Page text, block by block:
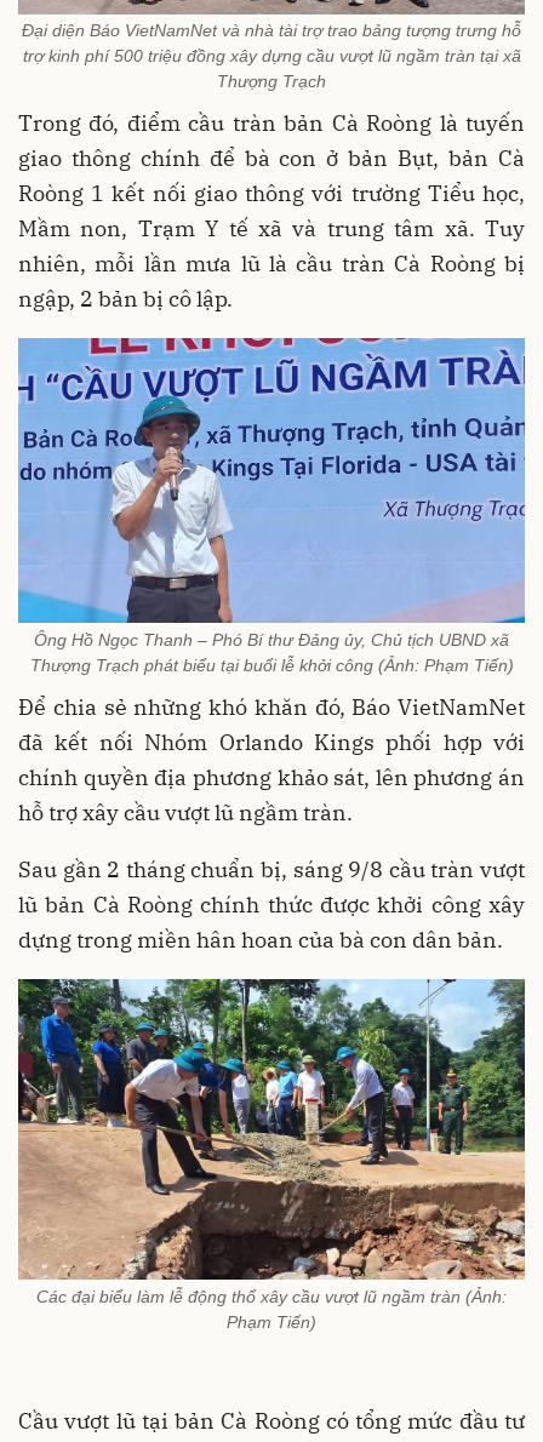
Đại diện Báo VietNamNet và nhà tài trợ trao bảng tượng trưng hỗ
trợ kinh phí 500 triệu đồng xây dựng cầu vượt lũ ngầm tràn tại xã
Thượng Trạch
Trong đó, điểm cầu tràn bản Cà Roòng là tuyến
giao thông chính để bà con ở bản Bụt, bản Cà
Roòng 1 kết nối giao thông với trường Tiểu học,
Mầm non, Trạm Y tế xã và trung tâm xã. Tuy
nhiên, mỗi lần mưa lũ là cầu tràn Cà Roòng bị
ngập, 2 bản bị cô lập.
Ông Hồ Ngọc Thanh – Phó Bí thư Đảng ủy, Chủ tịch UBND xã
Thượng Trạch phát biểu tại buổi lễ khởi công (Ảnh: Phạm Tiến)
Để chia sẻ những khó khăn đó, Báo VietNamNet
đã kết nối Nhóm Orlando Kingsphối hợp với
chính quyền địa phương khảo sát, lên phương án
hỗ trợ xây cầu vượt lũ ngầm tràn.
Sau gần 2 tháng chuẩn bị, sáng 9/8 cầu tràn vượt
lũ bản Cà Roòng chính thức được khởi công xây
dựng trong miền hân hoan của bà con dân bản.
Các đại biểu làm lễ động thổ xây cầu vượt lũ ngầm tràn (Ảnh:
Phạm Tiến)
Cầu vượt lũ tại bản Cà Roòng có tổng mức đầu tư